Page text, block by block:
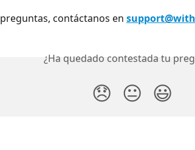
contáctanos en
¿Ha quedado contestada tu
😞 😐 😃